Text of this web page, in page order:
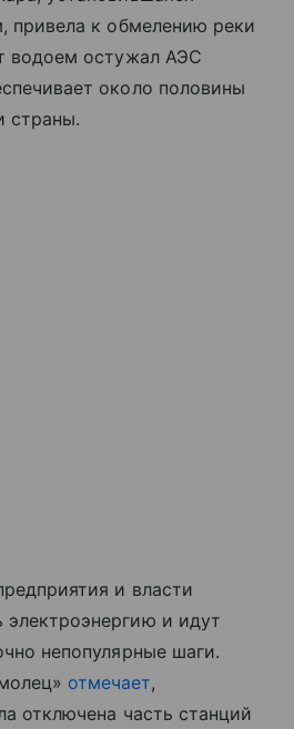
привела к обмелению реки
водоем остужал АЭС
около половины
страны.
и власти
и идут
непопулярные шаги.
отмечает,
отключена часть станций